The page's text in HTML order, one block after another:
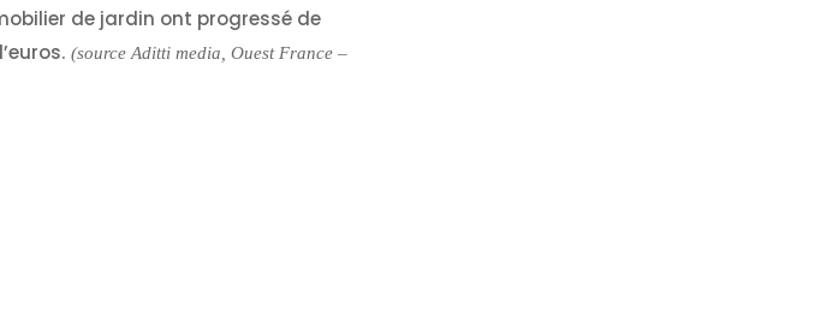
de jardin ont progressé de
. (source Aditti media, Ouest France –